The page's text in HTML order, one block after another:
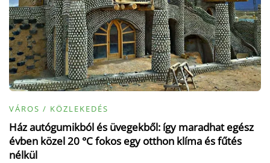
VÁROS / KÖZLEKEDÉS
Ház autógumikból és üvegekből: így maradhat egész
évben közel 20 °C fokos egy otthon klíma és fűtés
nélkül